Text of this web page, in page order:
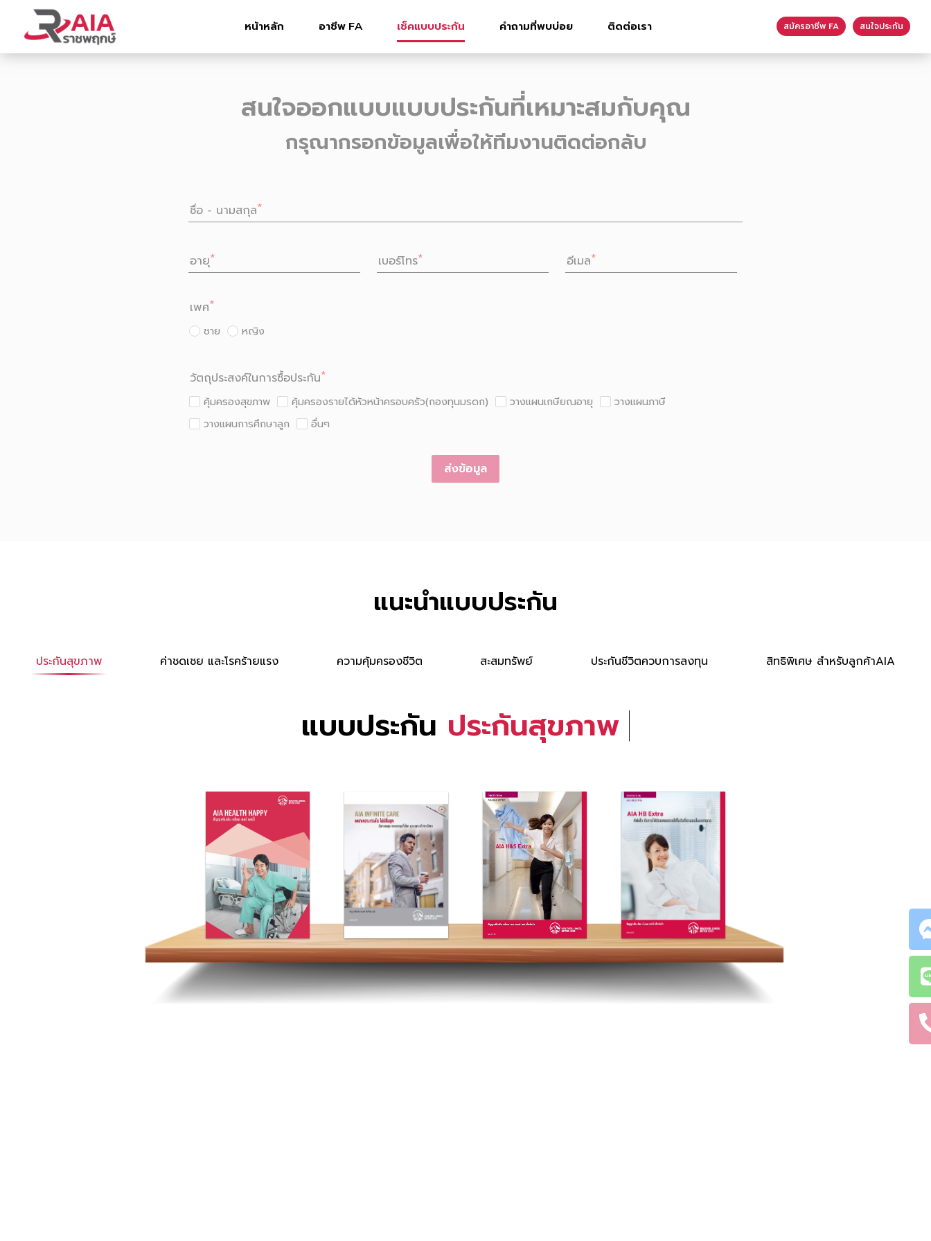
หน้าหลัก อาชีพ FA เช็คแบบประกัน คำถามที่พบบ่อย ติดต่อเรา สมัครอาชีพ FA สนใจประกัน
สนใจออกแบบแบบประกันที่เหมาะสมกับคุณ
กรุณากรอกข้อมูลเพื่อให้ทีมงานติดต่อกลับ
ชื่อ - นามสกุล
อายุ เบอร์โทร อีเมล
เพศ
ชาย หญิง
วัตถุประสงค์ในการซื้อประกัน
คุ้มครองสุขภาพ คุ้มครองรายได้หัวหน้าครอบครัว(กองทุนมรดก) วางแผนเกษียณอายุ
วางแผนภาษี
วางแผนการศึกษาลูก
อื่นๆ
ส่งข้อมูล
แนะนำแบบประกัน
ประกันสุขภาพ ค่าชดเชย และโรคร้ายแรง ความคุ้มครองชีวิต สะสมทรัพย์ ประกันชีวิตควบการลงทุน สิทธิพิเศษ สำหรับลูกค้าAIA
แบบประกัน ประกนสขภาพ